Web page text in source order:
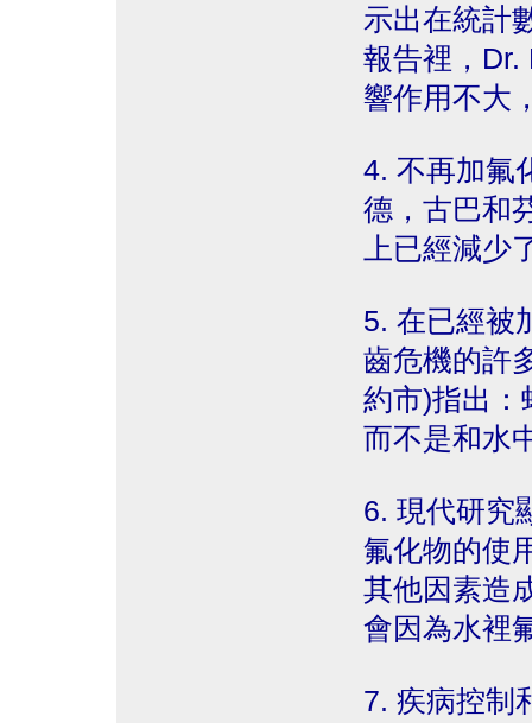
示出在統計
報告裡，Dr.
響作用不大
4. 不再加氟
德，古巴和
上已經減少
5. 在已經被
齒危機的許
約市)指出：
而不是和水
6. 現代研究
氟化物的使
其他因素造
會因為水裡
7. 疾病控制